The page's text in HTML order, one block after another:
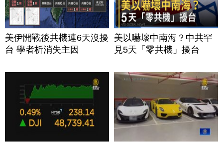
美伊開戰後共機連6天沒擾
台 學者析消失主因
美以嚇壞中南海？中共罕
見5天「零共機」擾台